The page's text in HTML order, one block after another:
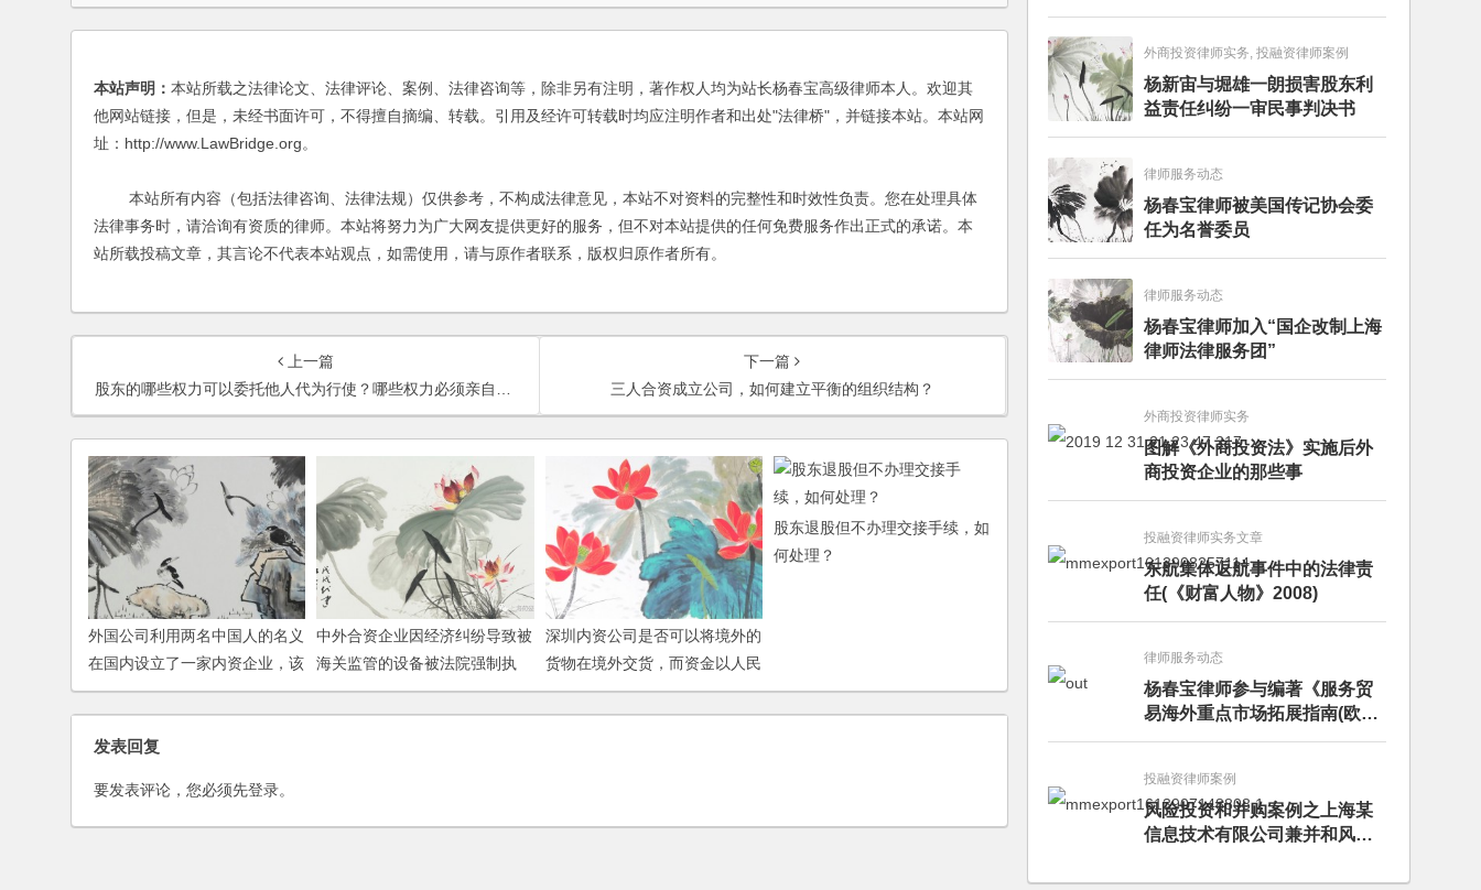
本站声明： 本站所载之法律论文、法律评论、案例、法律咨询等，除非另有注明，著作权人均为站长杨春宝高级律师本人。欢迎其
他网站链接，但是，未经书面许可，不得擅自摘编、转载。引用及经许可转载时均应注明作者和出处"法律桥"，并链接本站。本站网
址：http://www.LawBridge.org。
本站所有内容（包括法律咨询、法律法规）仅供参考，不构成法律意见，本站不对资料的完整性和时效性负责。您在处理具体
法律事务时，请洽询有资质的律师。本站将努力为广大网友提供更好的服务，但不对本站提供的任何免费服务作出正式的承诺。本
站所载投稿文章，其言论不代表本站观点，如需使用，请与原作者联系，版权归原作者所有。
上一篇
股东的哪些权力可以委托他人代为行使？哪些权力必须亲自行使？
下一篇
三人合资成立公司，如何建立平衡的组织结构？
外国公司利用两名中国人的名义
在国内设立了一家内资企业，该
外国公司打算收回股权，将企业
变更为外商独资企业，有何简便
的操作方法？
中外合资企业因经济纠纷导致被
海关监管的设备被法院强制执
行，企业对该设备是否需补税?
深圳内资公司是否可以将境外的
货物在境外交货，而资金以人民
币币种在国内运作？
股东退股但不办理交接手续，如
何处理？
发表回复
要发表评论，您必须先登录。
例》
外商投资律师实务, 投融资律师案例
杨新宙与堀雄一朗损害股东利
益责任纠纷一审民事判决书
律师服务动态
杨春宝律师被美国传记协会委
任为名誉委员
律师服务动态
杨春宝律师加入“国企改制上海
律师法律服务团”
外商投资律师实务
图解《外商投资法》实施后外
商投资企业的那些事
投融资律师实务文章
东航集体返航事件中的法律责
任(《财富人物》2008)
律师服务动态
杨春宝律师参与编著《服务贸
易海外重点市场拓展指南(欧洲
卷·意大利)》
投融资律师案例
风险投资和并购案例之上海某
信息技术有限公司兼并和风险